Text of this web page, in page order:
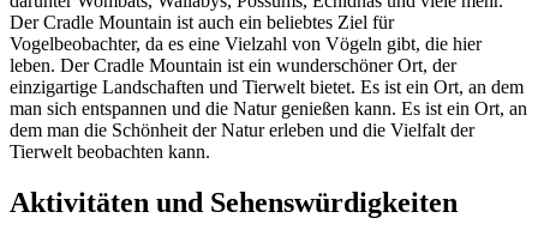
Der Cradle Mountain ist auch ein beliebtes Ziel für
Vogelbeobachter, da es eine Vielzahl von Vögeln gibt, die hier
leben. Der Cradle Mountain ist ein wunderschöner Ort, der
einzigartige Landschaften und Tierwelt bietet. Es ist ein Ort, an dem
man sich entspannen und die Natur genießen kann. Es ist ein Ort, an
dem man die Schönheit der Natur erleben und die Vielfalt der
Tierwelt beobachten kann.
Aktivitäten und Sehenswürdigkeiten